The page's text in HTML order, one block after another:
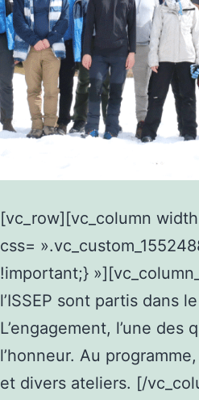
[vc_row][vc_column
css=
!important;}
l’ISSEP sont partis dans
L’engagement, l’une des
l’honneur. Au
et divers ateliers. [/